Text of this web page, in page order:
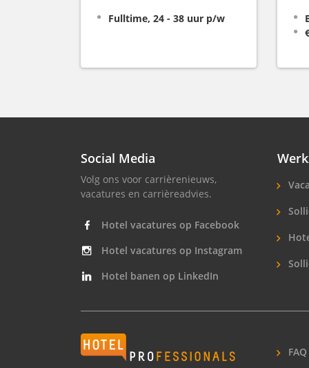
Fulltime, 24 - 38 uur p/w
Social Media
Volg ons voor carrièrenieuws,
vacatures en carrièreadvies.
Hotel vacatures op Facebook
Hotel vacatures op Instagram
Hotel banen op LinkedIn
FAQ